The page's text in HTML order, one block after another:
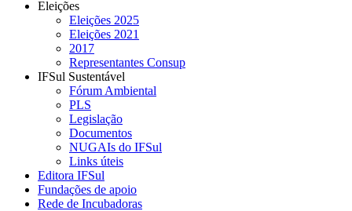
Eleições
Eleições 2025
Eleições 2021
2017
Representantes Consup
IFSul Sustentável
Fórum Ambiental
PLS
Legislação
Documentos
NUGAIs do IFSul
Links úteis
Editora IFSul
Fundações de apoio
Rede de Incubadoras